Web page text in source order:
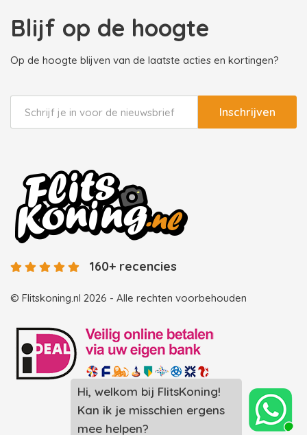
Hi, welkom bij FlitsKoning!
Kan ik je misschien ergens
mee helpen?
Blijf op de hoogte
Op de hoogte blijven van de laatste acties en kortingen?
Inschrijven
© Flitskoning.nl 2026 - Alle rechten voorbehouden
160+ recencies
Landingspagina overzicht photobooths
Landingspagina overzicht videobooths
Photobooth huren in Spijkenisse